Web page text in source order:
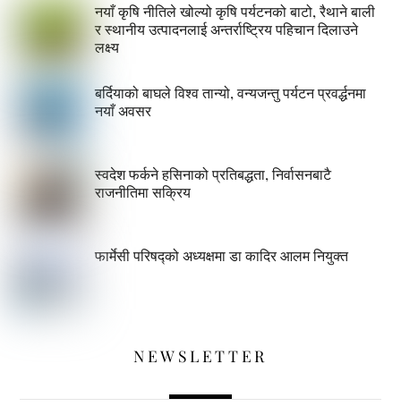
नयाँ कृषि नीतिले खोल्यो कृषि पर्यटनको बाटो, रैथाने बाली
र स्थानीय उत्पादनलाई अन्तर्राष्ट्रिय पहिचान दिलाउने
लक्ष्य
बर्दियाको बाघले विश्व तान्यो, वन्यजन्तु पर्यटन प्रवर्द्धनमा
नयाँ अवसर
स्वदेश फर्कने हसिनाको प्रतिबद्धता, निर्वासनबाटै
राजनीतिमा सक्रिय
फार्मेसी परिषद्को अध्यक्षमा डा कादिर आलम नियुक्त
NEWSLETTER